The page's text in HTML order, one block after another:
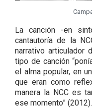
La canción -en
cantautoría de la
narrativo articulador
tipo de canción
el alma popular, en
que eran como
manera la NCC es
ese momento” (2012).